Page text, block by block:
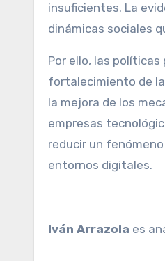
insuficientes. La
dinámicas sociales
Por ello, las
fortalecimiento de
la mejora de los
empresas
reducir un
entornos digitales.
Iván Arrazola es